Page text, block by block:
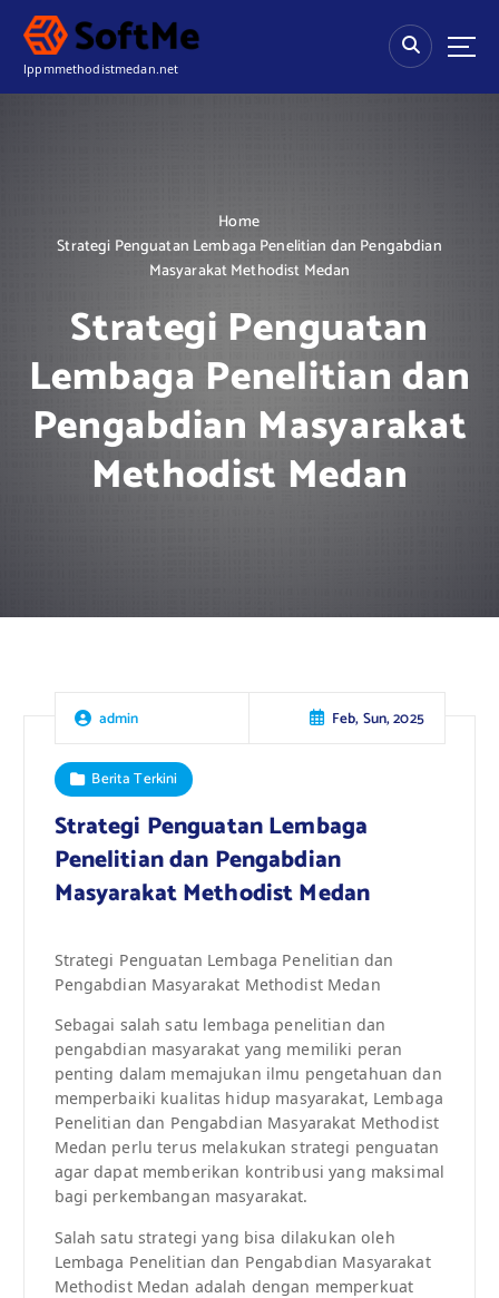
lppmmethodistmedan.net
Home
Strategi Penguatan Lembaga Penelitian dan Pengabdian
Masyarakat Methodist Medan
Strategi Penguatan
Lembaga Penelitian dan
Pengabdian Masyarakat
Methodist Medan
admin Feb, Sun, 2025
Berita Terkini
Strategi Penguatan Lembaga
Penelitian dan Pengabdian
Masyarakat Methodist Medan
Strategi Penguatan Lembaga Penelitian dan
Pengabdian Masyarakat Methodist Medan
Sebagai salah satu lembaga penelitian dan
pengabdian masyarakat yang memiliki peran
penting dalam memajukan ilmu pengetahuan dan
memperbaiki kualitas hidup masyarakat, Lembaga
Penelitian dan Pengabdian Masyarakat Methodist
Medan perlu terus melakukan strategi penguatan
agar dapat memberikan kontribusi yang maksimal
bagi perkembangan masyarakat.
Salah satu strategi yang bisa dilakukan oleh
Lembaga Penelitian dan Pengabdian Masyarakat
Methodist Medan adalah dengan memperkuat